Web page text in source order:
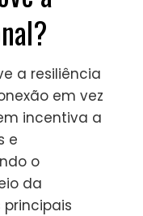
a resiliência
em vez
incentiva a
e
o
da